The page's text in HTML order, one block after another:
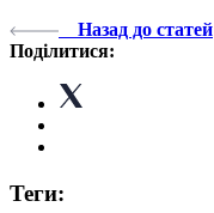
Назад до статей
Поділитися:
Теги: